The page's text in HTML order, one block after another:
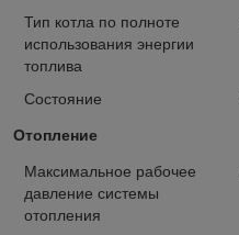
Тип котла по полноте
использования энергии
топлива
Состояние
Отопление
Максимальное рабочее
давление системы
отопления